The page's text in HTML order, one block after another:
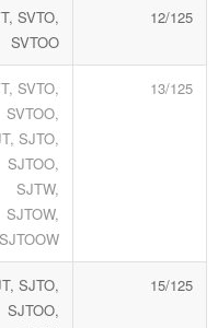
SVTO,
SVTOO
12/125
SVTO,
SVTOO,
SJTO,
SJTOO,
SJTW,
SJTOW,
SJTOOW
13/125
SJTO,
SJTOO,
15/125